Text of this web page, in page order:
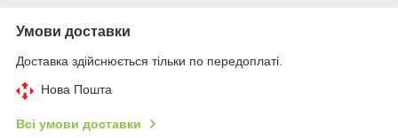
Умови доставки
Доставка здійснюється тільки по передоплаті.
Нова Пошта
Всі умови доставки